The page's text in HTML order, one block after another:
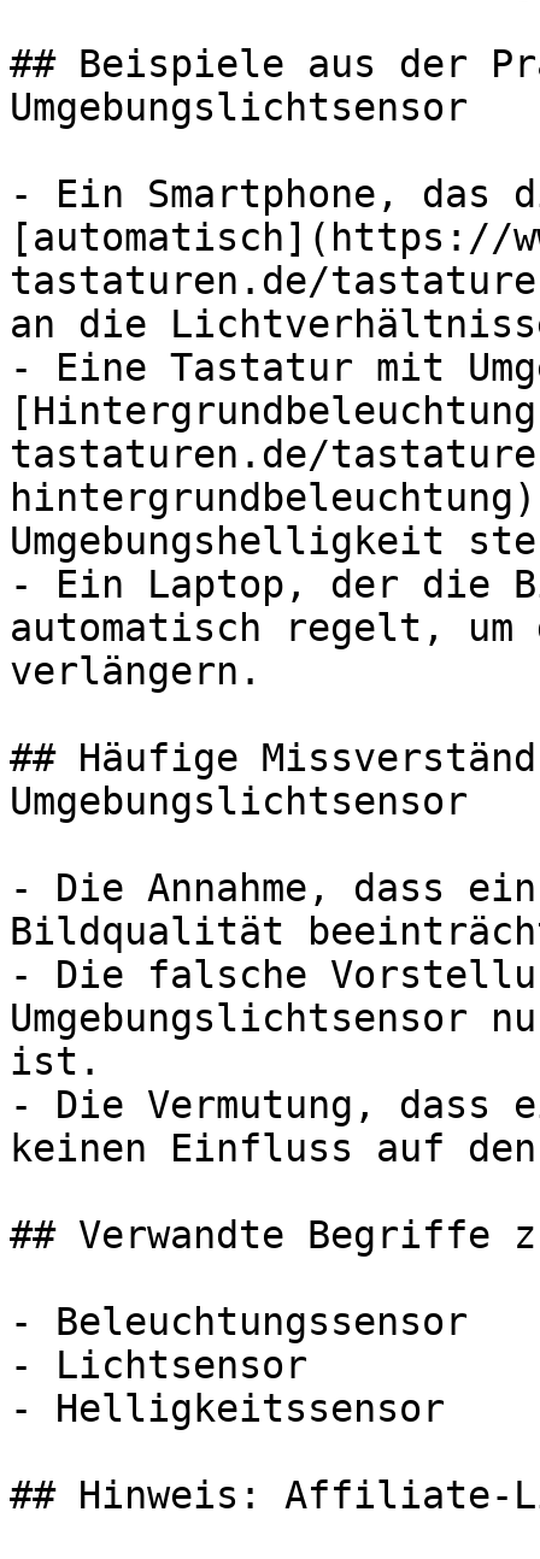
## Beispiele aus der
Umgebungslichtsensor
- Ein Smartphone,
[automatisch](https://
tastaturen.de/
an die
- Eine Tastatur mit
tastaturen.de/
Umgebungshelligkeit
- Ein Laptop, der die
automatisch regelt,
verlängern.
## Häufige
Umgebungslichtsensor
- Die Annahme, dass
Bildqualität
- Die falsche
Umgebungslichtsensor
ist.
- Die Vermutung, dass
keinen Einfluss auf
## Verwandte Begriffe
- Beleuchtungssensor
- Lichtsensor
- Helligkeitssensor
## Hinweis: Affiliate-